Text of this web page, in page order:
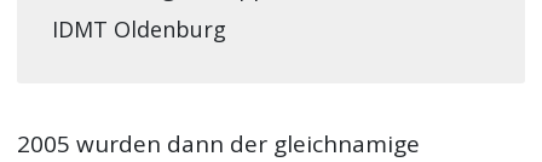
IDMT Oldenburg
2005 wurden dann der gleichnamige